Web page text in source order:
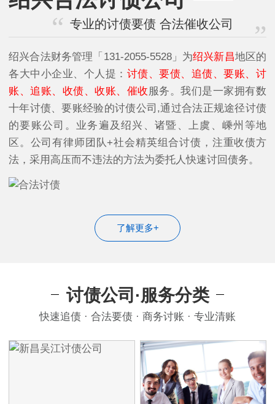
专业的讨债要债 合法催收公司
绍兴合法财务管理「131-2055-5528」为绍兴新昌地区的
各大中小企业、个人提： 讨债、要债、追债、要账、讨
账、追账、收债、收账、催收 服务。我们是一家拥有数
十年讨债、要账经验的讨债公司,通过合法正规途径讨债
的要账公司。业务遍及绍兴、诸暨、上虞、嵊州等地
区。公司有律师团队+社会精英组合讨债，注重收债方
法，采用高压而不违法的方法为委托人快速讨回债务。
了解更多+
讨债公司·服务分类
快速追债 · 合法要债 · 商务讨账 · 专业清账